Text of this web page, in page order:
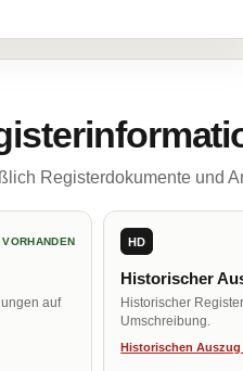
Registerdokumente und
auf
HD
Historischer
Historischer
Umschreibung.
Historischen Auszug